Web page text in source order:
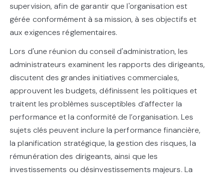
supervision, afin de garantir que l'organisation est
gérée conformément à sa mission, à ses objectifs et
aux exigences réglementaires.
Lors d'une réunion du conseil d'administration, les
administrateurs examinent les rapports des dirigeants,
discutent des grandes initiatives commerciales,
approuvent les budgets, définissent les politiques et
traitent les problèmes susceptibles d’affecter la
performance et la conformité de l’organisation. Les
sujets clés peuvent inclure la performance financière,
la planification stratégique, la gestion des risques, la
rémunération des dirigeants, ainsi que les
investissements ou désinvestissements majeurs. La